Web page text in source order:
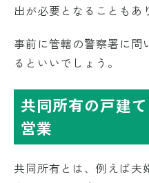
出が必要となることもあ
事前に管轄の警察署に問
るといいでしょう。
共同所有の戸建
営業
共同所有とは、例えば夫